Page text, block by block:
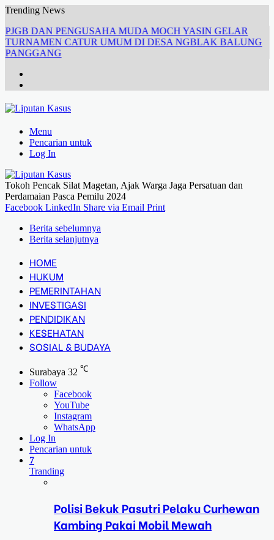
Trending News
PJGB DAN PENGUSAHA MUDA MOCH YASIN GELAR
TURNAMEN CATUR UMUM DI DESA NGBLAK BALUNG
PANGGANG
Menu
Pencarian untuk
Log In
Tokoh Pencak Silat Magetan, Ajak Warga Jaga Persatuan dan
Perdamaian Pasca Pemilu 2024
Facebook LinkedIn Share via Email Print
Berita sebelumnya
Berita selanjutnya
HOME
HUKUM
PEMERINTAHAN
INVESTIGASI
PENDIDIKAN
KESEHATAN
SOSIAL & BUDAYA
Surabaya 32 ℃
Follow
Facebook
YouTube
Instagram
WhatsApp
Log In
Pencarian untuk
7
Tranding
Polisi Bekuk Pasutri Pelaku Curhewan
Kambing Pakai Mobil Mewah